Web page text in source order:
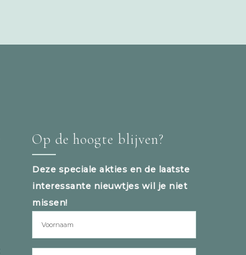
Op de hoogte blijven?
Deze speciale akties en de laatste
interessante nieuwtjes wil je niet
missen!